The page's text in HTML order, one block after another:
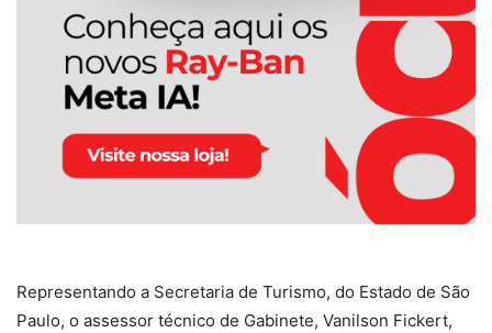
Representando a Secretaria de Turismo, do Estado de São
Paulo, o assessor técnico de Gabinete, Vanilson Fickert,